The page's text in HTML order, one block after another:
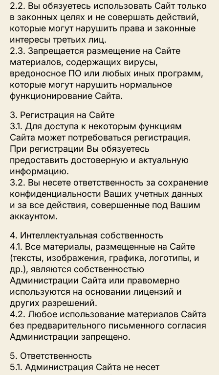
2.2. Вы обязуетесь использовать Сайт только
в законных целях и не совершать действий,
которые могут нарушить права и законные
интересы третьих лиц.
2.3. Запрещается размещение на Сайте
материалов, содержащих вирусы,
вредоносное ПО или любых иных программ,
которые могут нарушить нормальное
функционирование Сайта.
3. Регистрация на Сайте
3.1. Для доступа к некоторым функциям
Сайта может потребоваться регистрация.
При регистрации Вы обязуетесь
предоставить достоверную и актуальную
информацию.
3.2. Вы несете ответственность за сохранение
конфиденциальности Ваших учетных данных
и за все действия, совершенные под Вашим
аккаунтом.
4. Интеллектуальная собственность
4.1. Все материалы, размещенные на Сайте
(тексты, изображения, графика, логотипы, и
др.), являются собственностью
Администрации Сайта или правомерно
используются на основании лицензий и
других разрешений.
4.2. Любое использование материалов Сайта
без предварительного письменного согласия
Администрации запрещено.
5. Ответственность
5.1. Администрация Сайта не несет